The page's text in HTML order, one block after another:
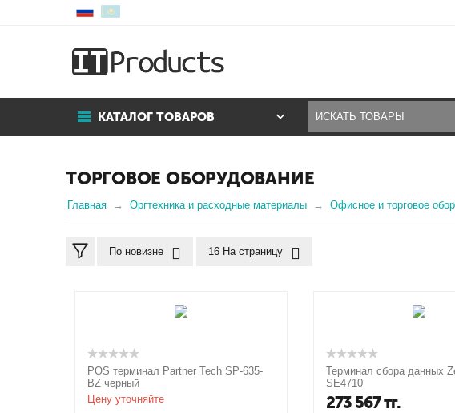
КАТАЛОГ ТОВАРОВ
ТОРГОВОЕ ОБОРУДОВАНИЕ
Главная Оргтехника и расходные материалы Офисное и торговое
По новизне 16 На страницу
POS терминал Partner Tech SP-635-
BZ черный
Цену уточняйте
Терминал сбора данных
SE4710
273 567тг.